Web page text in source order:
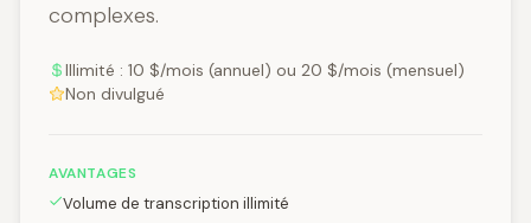
complexes.
Illimité : 10 $/mois (annuel) ou 20 $/mois (mensuel)
Non divulgué
AVANTAGES
Volume de transcription illimité